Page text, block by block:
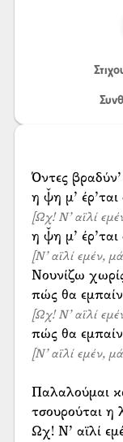
Όντες
[Ωχ! Ν’ αϊλί
[Ν’ αϊλί εμέν,
Νουνίζω
[Ωχ! Ν’ αϊλί
[Ν’ αϊλί εμέν,
Παλαλούμαι
τσουρούται η
Ωχ! Ν’ αϊλί